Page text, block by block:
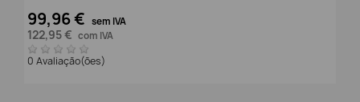
99,96 € sem IVA
122,95 € com IVA
0 Avaliação(ões)